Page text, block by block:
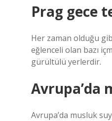
Prag gece
Her zaman olduğu
eğlenceli olan bazı
gürültülü yerlerdir.
Avrupa’da
Avrupa’da musluk